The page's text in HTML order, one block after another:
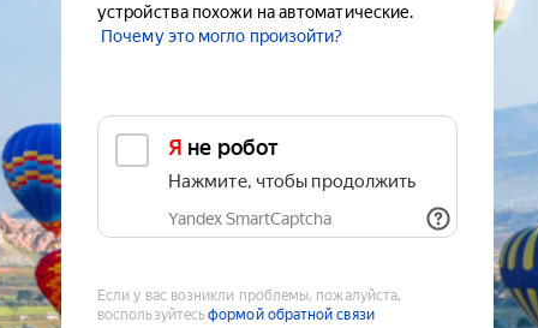
устройства похожи на автоматические.
Почему это могло произойти?
Я не робот
Нажмите, чтобы продолжить
Yandex SmartCaptcha
Если у вас возникли проблемы, пожалуйста,
воспользуйтесьформой обратной связи